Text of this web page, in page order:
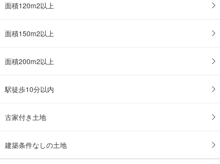
面積120m2以上
面積150m2以上
面積200m2以上
駅徒歩10分以内
古家付き土地
建築条件なしの土地